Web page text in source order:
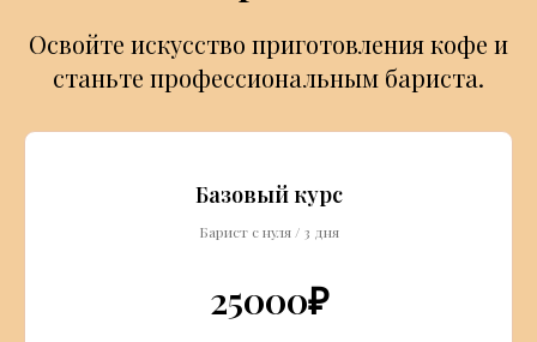
Освойте искусство приготовления кофе и
станьте профессиональным бариста.
Базовый курс
Барист с нуля / 3 дня
25000₽